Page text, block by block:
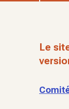
Le